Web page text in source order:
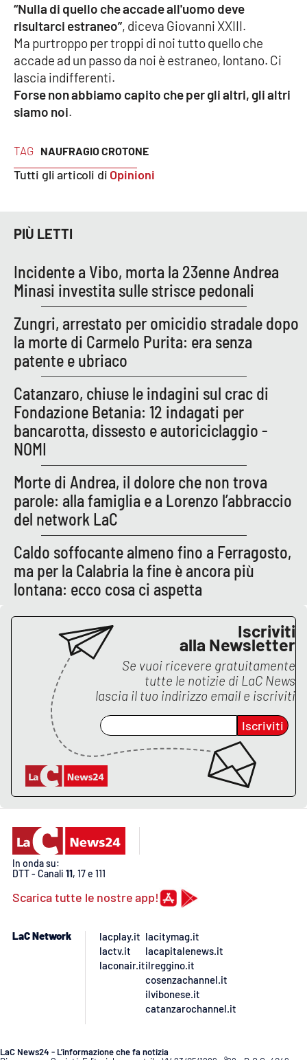
Food
Storie
NETWORK
Lactv.it
Lacapitalenews.it
Ilreggino.it
Cosenzachannel.it
Ilvibonese.it
Catanzarochannel.it
Android
Apple
TAG NAUFRAGIO CROTONE
Tutti gli articoli di Opinioni
“Nulla di quello che accade all'uomo deve
risultarci estraneo”, diceva Giovanni XXIII.
Ma purtroppo per troppi di noi tutto quello che
accade ad un passo da noi è estraneo, lontano. Ci
lascia indifferenti.
Forse non abbiamo capito che per gli altri, gli altri
siamo noi.
PIÙ LETTI
Incidente a Vibo, morta la 23enne Andrea
Minasi investita sulle strisce pedonali
Zungri, arrestato per omicidio stradale dopo
la morte di Carmelo Purita: era senza
patente e ubriaco
Catanzaro, chiuse le indagini sul crac di
Fondazione Betania: 12 indagati per
bancarotta, dissesto e autoriciclaggio -
NOMI
Morte di Andrea, il dolore che non trova
parole: alla famiglia e a Lorenzo l’abbraccio
del network LaC
Caldo soffocante almeno fino a Ferragosto,
ma per la Calabria la fine è ancora più
lontana: ecco cosa ci aspetta
Iscriviti
alla Newsletter
Se vuoi ricevere gratuitamente
tutte le notizie di LaC News
lascia il tuo indirizzo email e iscriviti
Iscriviti
In onda su:
DTT - Canali 11, 17 e 111
Scarica tutte le nostre app!
LaC Network
lacplay.it
lactv.it
laconair.it
lacitymag.it
lacapitalenews.it
ilreggino.it
cosenzachannel.it
ilvibonese.it
catanzarochannel.it
LaC News24 - L’informazione che fa notizia